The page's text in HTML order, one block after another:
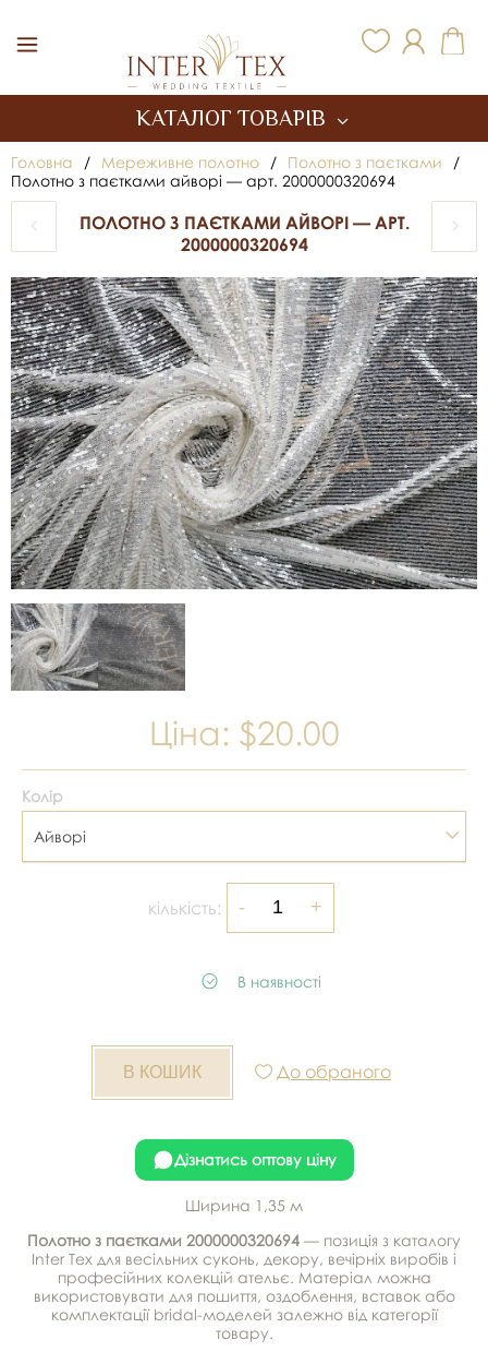
КАТАЛОГ ТОВАРІВ
Головна / Мереживне полотно / Полотно з паєтками
/
Полотно з паєтками айворі — арт. 2000000320694
ПОЛОТНО З ПАЄТКАМИ АЙВОРІ — АРТ.
2000000320694
Ціна: $20.00
Колір
Айворі
кількість:
В наявності
До обраного
Дізнатись оптову ціну
Ширина 1,35 м
Полотно з паєтками 2000000320694 — позиція з каталогу
Inter Tex для весільних суконь, декору, вечірніх виробів і
професійних колекцій ательє. Матеріал можна
використовувати для пошиття, оздоблення, вставок або
комплектації bridal-моделей залежно від категорії
товару.